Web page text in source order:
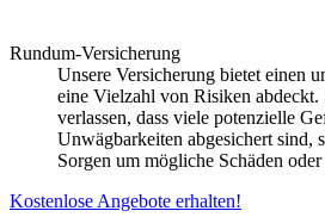
Rundum-Versicherung
Unsere Versicherung bietet einen
eine Vielzahl von Risiken abdeckt.
verlassen, dass viele potenzielle
Unwägbarkeiten abgesichert sind,
Sorgen um mögliche Schäden
Kostenlose Angebote erhalten!